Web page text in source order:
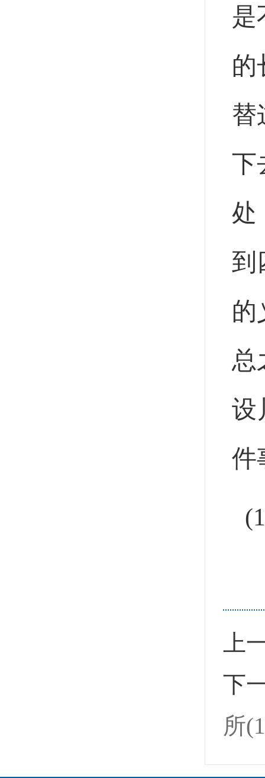
是
的
替
下
处
到
的
总
设
件
上
下
所